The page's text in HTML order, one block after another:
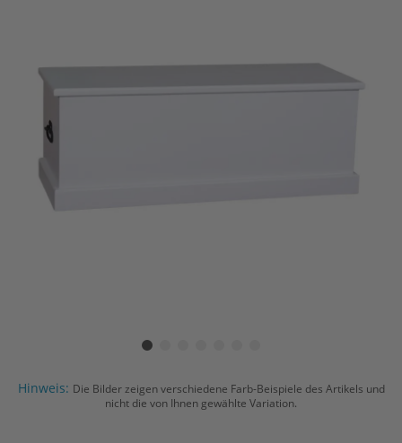
Hinweis: Die Bilder zeigen verschiedene Farb-Beispiele des Artikels und
nicht die von Ihnen gewählte Variation.